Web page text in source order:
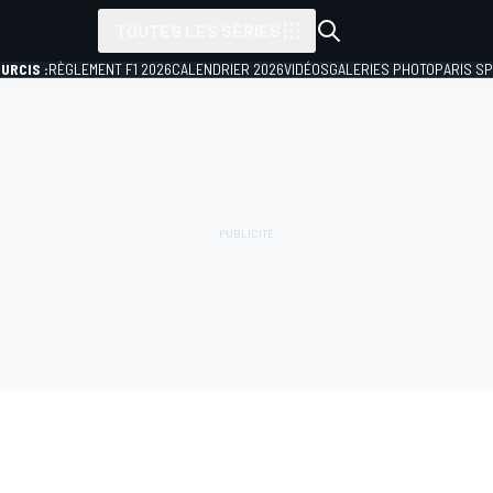
:RÈGLEMENT F1 2026CALENDRIER 2026VIDÉOSGALERIES PHOTOPARIS